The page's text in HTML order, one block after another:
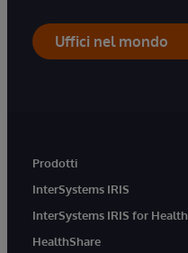
Uffici nel mondo
Prodotti
InterSystems IRIS
InterSystems IRIS for Health
HealthShare